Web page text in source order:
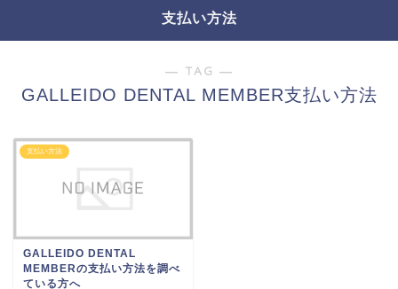
支払い方法
― TAG ―
GALLEIDO DENTAL MEMBER支払い方法
支払い方法
GALLEIDO DENTAL
MEMBERの支払い方法を調べ
ている方へ